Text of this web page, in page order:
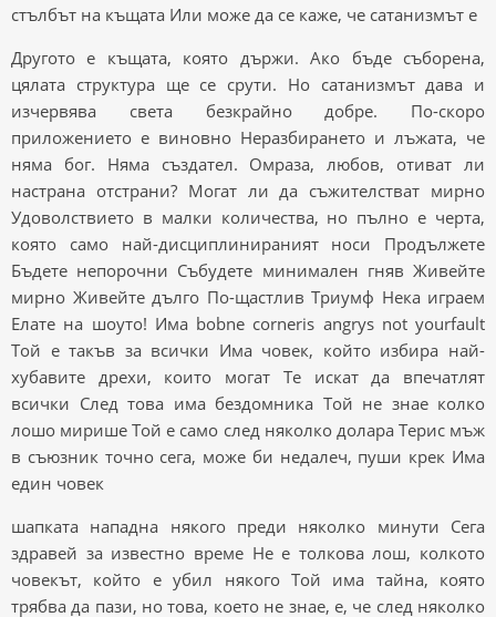
стълбът на къщата Или може да се каже, че сатанизмът е
Другото е къщата, която държи. Ако бъде съборена,
цялата структура ще се срути. Но сатанизмът дава и
изчервява света безкрайно добре. По-скоро
приложението е виновно Неразбирането и лъжата, че
няма бог. Няма създател. Омраза, любов, отиват ли
настрана отстрани? Могат ли да съжителстват мирно
Удоволствието в малки количества, но пълно е черта,
която само най-дисциплинираният носи Продължете
Бъдете непорочни Събудете минимален гняв Живейте
мирно Живейте дълго По-щастлив Триумф Нека играем
Елате на шоуто! Има bobne corneris angrys not yourfault
Той е такъв за всички Има човек, който избира най-
хубавите дрехи, които могат Те искат да впечатлят
всички След това има бездомника Той не знае колко
лошо мирише Той е само след няколко долара Терис мъж
в съюзник точно сега, може би недалеч, пуши крек Има
един човек
шапката нападна някого преди няколко минути Сега
здравей за известно време Не е толкова лош, колкото
човекът, който е убил някого Той има тайна, която
трябва да пази, но това, което не знае, е, че след няколко